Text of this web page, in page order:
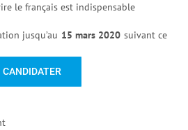
le français est indispensable
jusqu’au 15 mars 2020 suivant ce
CANDIDATER